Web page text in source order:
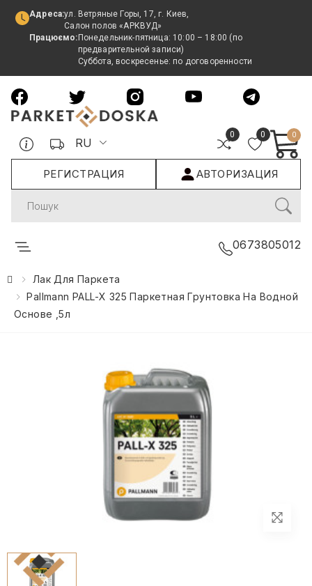
Адреса:ул. Ветряные Горы, 17, г. Киев,
Салон полов «АРКВУД»
Працюємо: Понедельник-пятница: 10:00 – 18:00 (по
предварительной записи)
Суббота, воскресенье: по договоренности
RU
0 0 0
РЕГИСТРАЦИЯ АВТОРИЗАЦИЯ
Search
0673805012
Лак Для Паркета
Pallmann PALL-X 325 Паркетная Грунтовка На Водной
Основе ,5л